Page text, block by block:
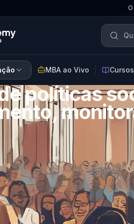
— Página Inicial
MBA ao Vivo
políticas